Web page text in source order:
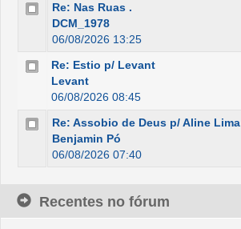
Re: Nas Ruas .
DCM_1978
06/08/2026 13:25
Re: Estio p/ Levant
Levant
06/08/2026 08:45
Re: Assobio de Deus p/ Aline Lima
Benjamin Pó
06/08/2026 07:40
Recentes no fórum